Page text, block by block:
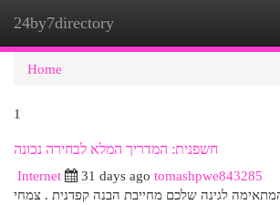
24by7directory
Home
1
חשפנית: המדריך המלא לבחירה נכונה
Internet
31 days ago tomashpwe843285
לגינה שלכם מחייבת הבנה קפדנית . צמחי